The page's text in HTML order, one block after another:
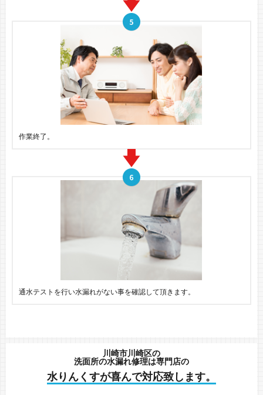
作業終了。
通水テストを行い水漏れがない事を確認して頂きます。
川崎市川崎区の
洗面所の水漏れ修理は専門店の
水りんくすが喜んで対応致します。